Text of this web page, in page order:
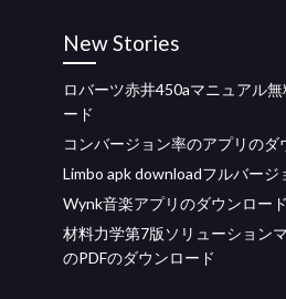
New Stories
ロバーツ赤井450aマニュアル
ード
コンバージョン率のアプリのダ
Limbo apk downloadフルバージ
Wynk音楽アプリのダウンロード
材料力学第7版ソリューション
のPDFのダウンロード